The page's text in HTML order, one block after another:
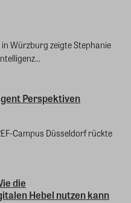
Würzburg zeigte Stephanie
Perspektiven
Campus Düsseldorf rückte
die
Hebel nutzen kann